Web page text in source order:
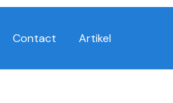
Contact Artikel